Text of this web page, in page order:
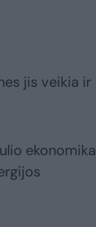
jis veikia ir
ekonomika